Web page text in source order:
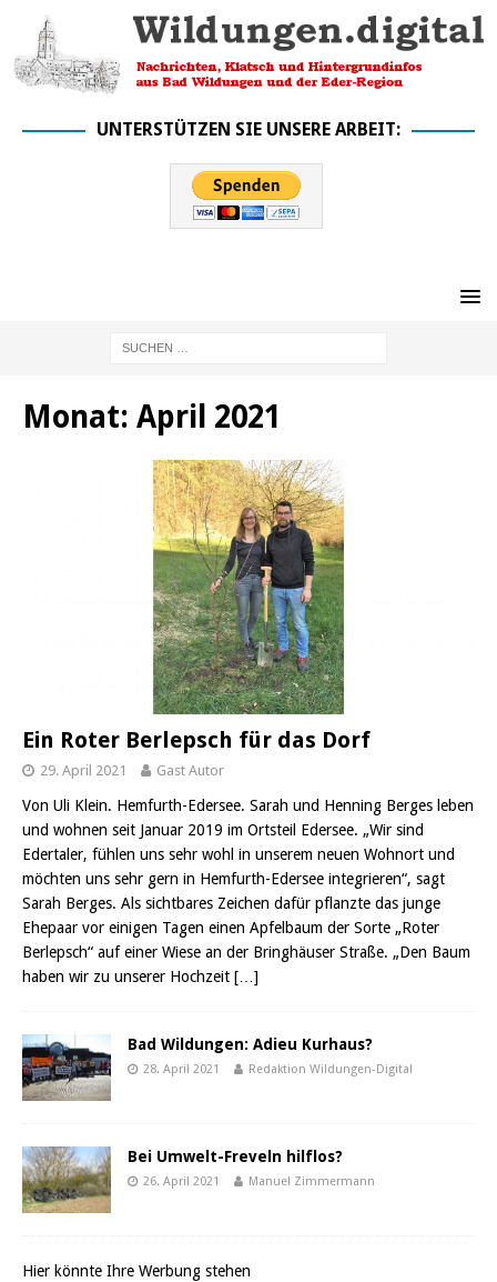
UNTERSTÜTZEN SIE UNSERE ARBEIT:
Monat: April 2021
Ein Roter Berlepsch für das Dorf
29. April 2021 Gast Autor
Von Uli Klein. Hemfurth-Edersee. Sarah und Henning Berges leben
und wohnen seit Januar 2019 im Ortsteil Edersee. „Wir sind
Edertaler, fühlen uns sehr wohl in unserem neuen Wohnort und
möchten uns sehr gern in Hemfurth-Edersee integrieren“, sagt
Sarah Berges. Als sichtbares Zeichen dafür pflanzte das junge
Ehepaar vor einigen Tagen einen Apfelbaum der Sorte „Roter
Berlepsch“ auf einer Wiese an der Bringhäuser Straße. „Den Baum
haben wir zu unserer Hochzeit […]
Bad Wildungen: Adieu Kurhaus?
28. April 2021 Redaktion Wildungen-Digital
Bei Umwelt-Freveln hilflos?
26. April 2021 Manuel Zimmermann
Hier könnte Ihre Werbung stehen